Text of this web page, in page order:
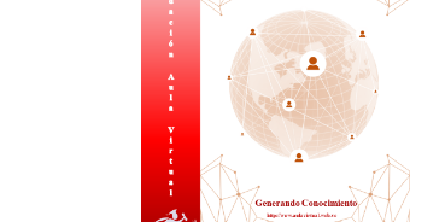
del
artículo